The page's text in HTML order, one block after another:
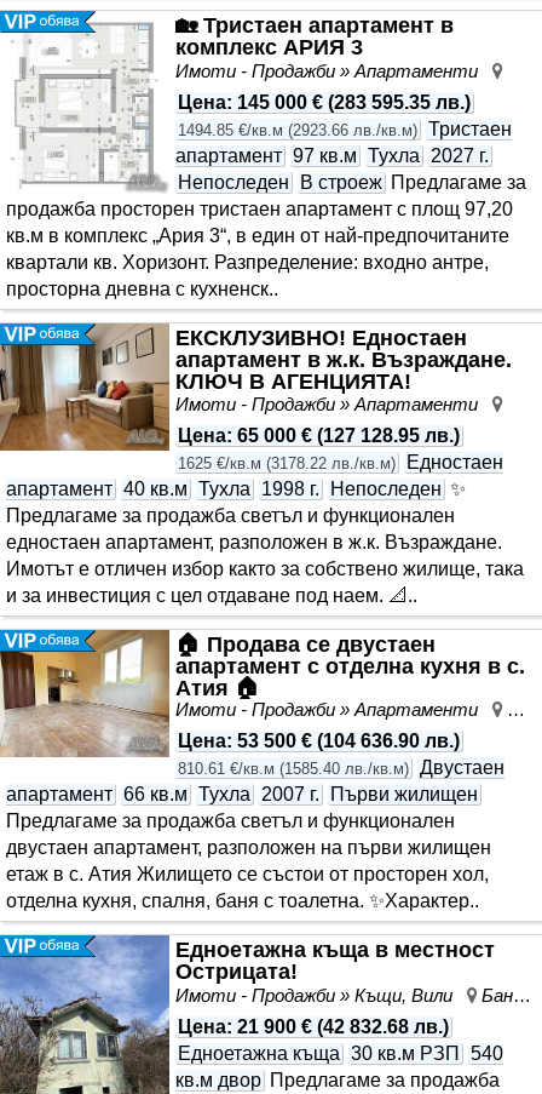
🏡 Тристаен апартамент в
комплекс АРИЯ 3
Имоти - Продажби » Апартаменти
Цена: 145 000 € (283 595.35 лв.)
1494.85 €/кв.м (2923.66 лв./кв.м) Тристаен
апартамент 97 кв.м Тухла
2027 г.
Непоследен
В строеж Предлагаме за
продажба просторен тристаен апартамент с площ 97,20
кв.м в комплекс „Ария 3“, в един от най-предпочитаните
квартали кв. Хоризонт. Разпределение: входно антре,
просторна дневна с кухненск..
ЕКСКЛУЗИВНО! Едностаен
апартамент в ж.к. Възраждане.
КЛЮЧ В АГЕНЦИЯТА!
Имоти - Продажби » Апартаменти
Цена: 65 000 € (127 128.95 лв.)
1625 €/кв.м (3178.22 лв./кв.м)
Едностаен
апартамент 40 кв.м Тухла 1998 г. Непоследен ✨
Предлагаме за продажба светъл и функционален
едностаен апартамент, разположен в ж.к. Възраждане.
Имотът е отличен избор както за собствено жилище, така
и за инвестиция с цел отдаване под наем. 📐..
🏠 Продава се двустаен
апартамент с отделна кухня в с.
Атия 🏠
Имоти - Продажби » Апартаменти
Цена: 53 500 € (104 636.90 лв.)
810.61 €/кв.м (1585.40 лв./кв.м) Двустаен
апартамент 66 кв.м Тухла 2007 г.
Първи жилищен
Предлагаме за продажба светъл и функционален
двустаен апартамент, разположен на първи жилищен
етаж в с. Атия Жилището се състои от просторен хол,
отделна кухня, спалня, баня с тоалетна. ✨Характер..
Едноетажна къща в местност
Острицата!
Имоти - Продажби » Къщи, Вили
Банево, Бургас, област Бургас
Цена: 21 900 € (42 832.68 лв.)
Едноетажна къща 30 кв.м РЗП
540
кв.м двор Предлагаме за продажба